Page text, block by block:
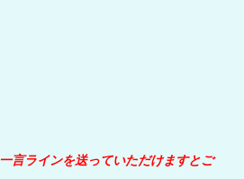
一言ラインを送っていただけますとご